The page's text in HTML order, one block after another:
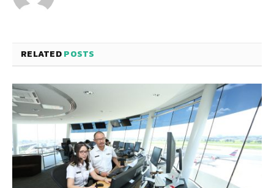
RELATEDPOSTS